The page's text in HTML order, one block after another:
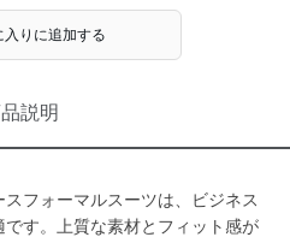
入りに追加する
説明
フォーマルスーツは、ビジネス
す。上質な素材とフィット感が